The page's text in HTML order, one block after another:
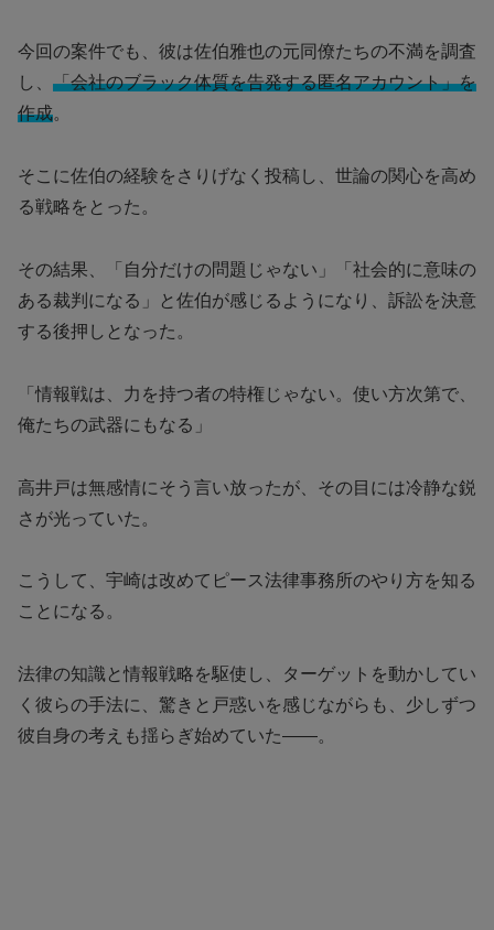
今回の案件でも、彼は佐伯雅也の元同僚たちの不満を調査
し、 「会社のブラック体質を告発する匿名アカウント」を
作成。
そこに佐伯の経験をさりげなく投稿し、世論の関心を高め
る戦略をとった。
その結果、「自分だけの問題じゃない」「社会的に意味の
ある裁判になる」と佐伯が感じるようになり、訴訟を決意
する後押しとなった。
「情報戦は、力を持つ者の特権じゃない。使い方次第で、
俺たちの武器にもなる」
高井戸は無感情にそう言い放ったが、その目には冷静な鋭
さが光っていた。
こうして、宇崎は改めてピース法律事務所のやり方を知る
ことになる。
法律の知識と情報戦略を駆使し、ターゲットを動かしてい
く彼らの手法に、驚きと戸惑いを感じながらも、少しずつ
彼自身の考えも揺らぎ始めていた——。